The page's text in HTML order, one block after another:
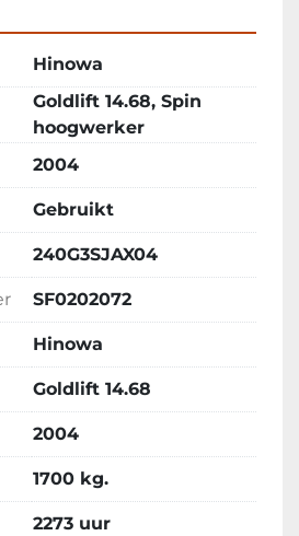
Hinowa
Goldlift 14.68, Spin
hoogwerker
2004
Gebruikt
240G3SJAX04
SF0202072
Hinowa
Goldlift 14.68
2004
1700 kg.
2273 uur